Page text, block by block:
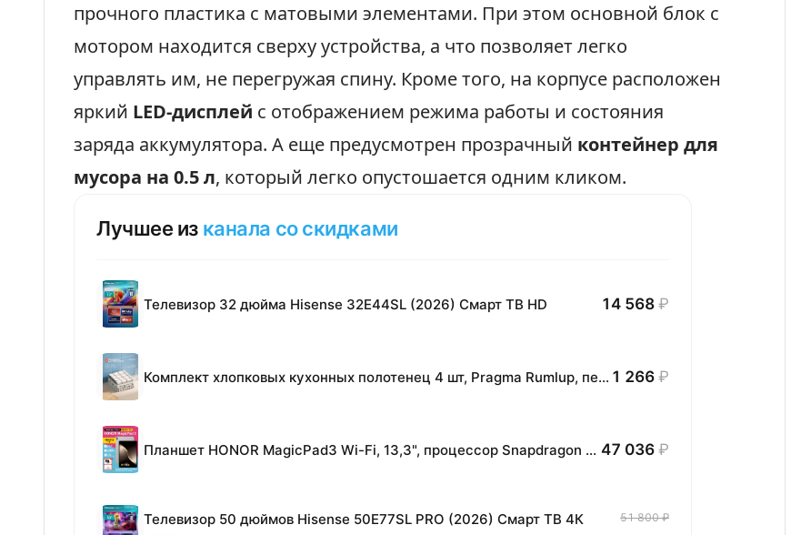
прочного пластика с матовыми элементами. При этом основной блок с
мотором находится сверху устройства, а что позволяет легко
управлять им, не перегружая спину. Кроме того, на корпусе расположен
яркий LED-дисплей с отображением режима работы и состояния
заряда аккумулятора. А еще предусмотрен прозрачный контейнер для
мусора на 0.5 л, который легко опустошается одним кликом.
Лучшее из канала со скидками
Телевизор 32 дюйма Hisense 32E44SL (2026) Смарт ТВ HD 14 568 ₽
Комплект хлопковых кухонных полотенец 4 шт, Pragma Rumlup, переменчивый белый 1 266 ₽
Планшет HONOR MagicPad3 Wi-Fi, 13,3", процессор Snapdragon 8, 16ГБ/512ГБ, EU 47 036 ₽
Телевизор 50 дюймов Hisense 50E77SL PRO (2026) Смарт ТВ 4К 51 800 ₽